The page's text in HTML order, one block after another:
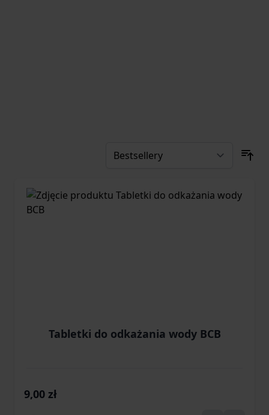
Tabletki do odkażania wody BCB
9,00 zł